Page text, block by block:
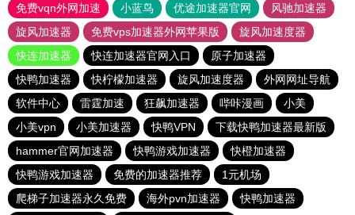
免费vqn外网加速
小蓝鸟 优途加速器官网
风驰加速器
旋风加速器
免费vps加速器外网苹果版
旋风加速度器
快连加速器
快连加速器官网入口
原子加速器
快鸭加速器
快柠檬加速器 旋风加速度器
外网网址导航
软件中心
雷霆加速 狂飙加速器 哔咔漫画
小美
小美vpn
小美加速器 快鸭VPN
下载快鸭加速器最新版
hammer官网加速器
快鸭游戏加速器
快橙加速器
快鸭游戏加速器
免费的加速器推荐
1元机场
爬梯子加速器永久免费
海外pvn加速器
快鸭加速器